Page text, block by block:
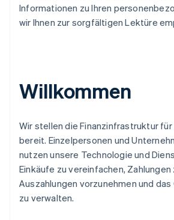
Informationen zu Ihren
wir Ihnen zur sorgfältigen Lektüre
Willkommen
Wir stellen die Finanzinfrastruktur
bereit. Einzelpersonen und
nutzen unsere Technologie und
Einkäufe zu vereinfachen,
Auszahlungen vorzunehmen und
zu verwalten.